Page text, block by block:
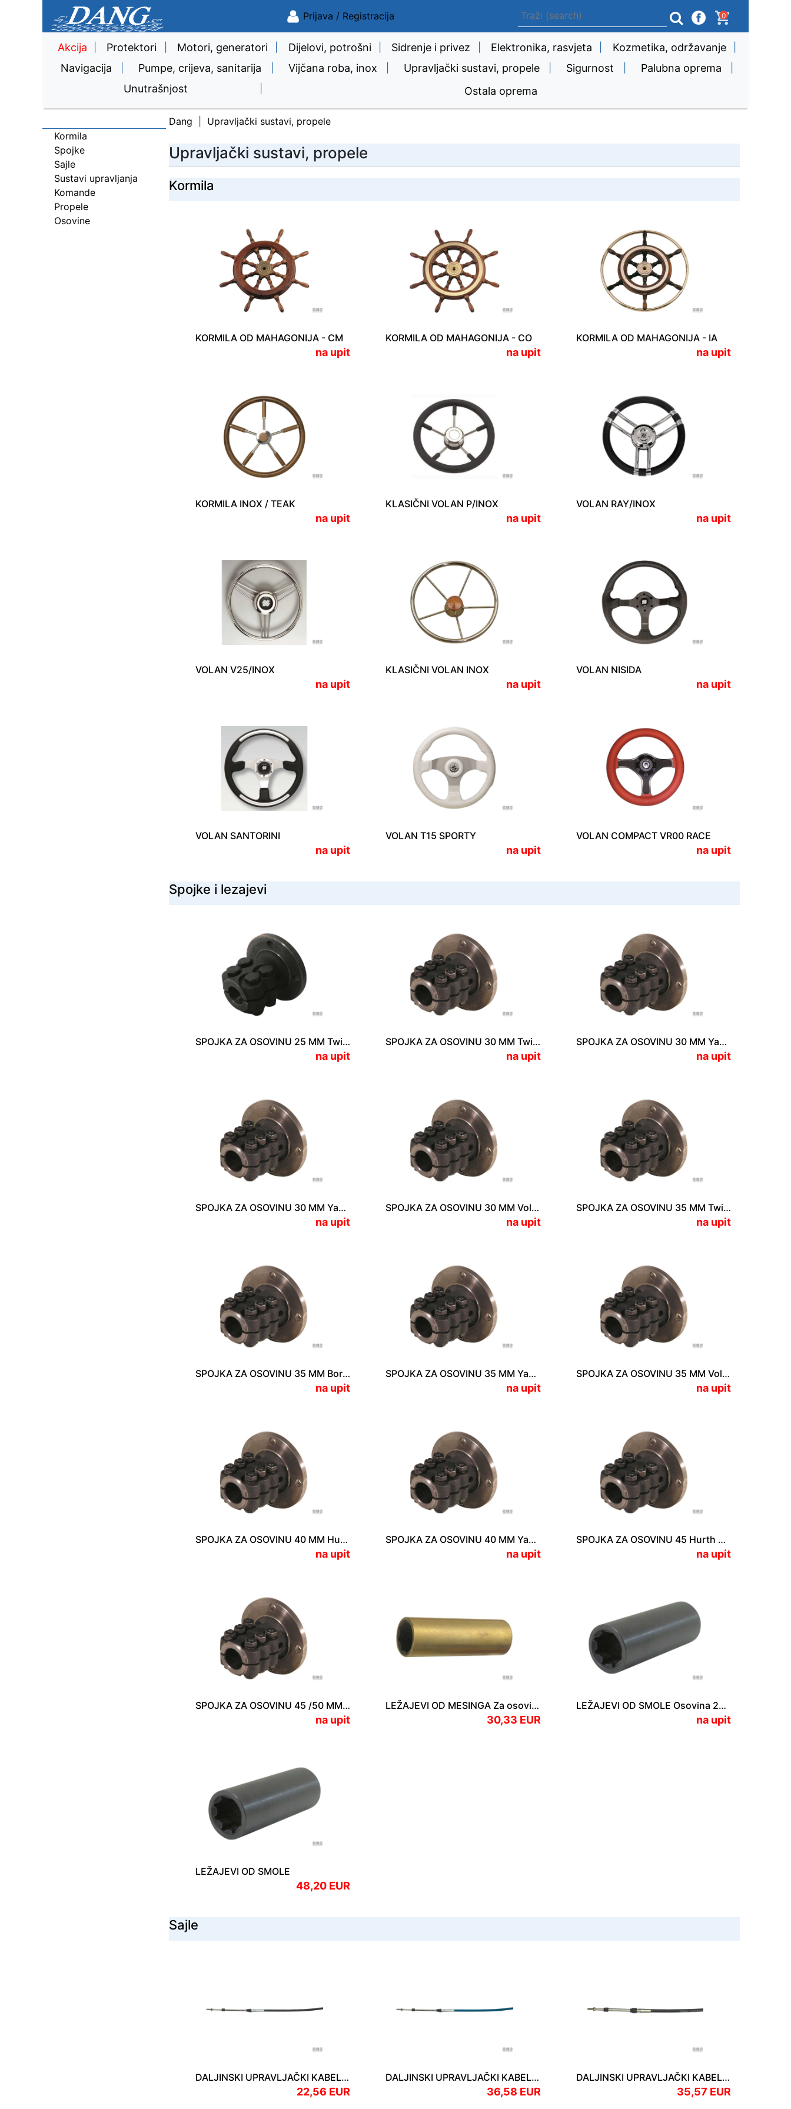
Prijava / Registracija 0
Akcija Protektori Motori, generatori Dijelovi, potrošni Sidrenje i privez Elektronika, rasvjeta Kozmetika, održavanje
Navigacija Pumpe, crijeva, sanitarija Vijčana roba, inox Upravljački sustavi, propele Sigurnost Palubna oprema
Unutrašnjost Ostala oprema
Kormila
Spojke
Sajle
Sustavi upravljanja
Komande
Propele
Osovine
Dang Upravljački sustavi, propele
Upravljački sustavi, propele
Kormila
KORMILA OD MAHAGONIJA - CM
na upit
KORMILA OD MAHAGONIJA - CO
na upit
KORMILA OD MAHAGONIJA - IA
na upit
KORMILA INOX / TEAK
na upit
KLASIČNI VOLAN P/INOX
na upit
VOLAN RAY/INOX
na upit
VOLAN V25/INOX
na upit
KLASIČNI VOLAN INOX
na upit
VOLAN NISIDA
na upit
VOLAN SANTORINI
na upit
VOLAN T15 SPORTY
na upit
VOLAN COMPACT VR00 RACE
na upit
Spojke i lezajevi
SPOJKA ZA OSOVINU 25 MM Twin Disc/Technodrive TMC 40/60
na upit
SPOJKA ZA OSOVINU 30 MM Twin Disc/Technodrive TMC 40/60
na upit
SPOJKA ZA OSOVINU 30 MM Yanmar KM 2-P/KM 3-P/KBW-10E/KM 3A
na upit
SPOJKA ZA OSOVINU 30 MM Yanmar KBW-20/KBW-21/KM-4A
na upit
SPOJKA ZA OSOVINU 30 MM Volvo MS-2A/L
na upit
SPOJKA ZA OSOVINU 35 MM Twin Disc/Technodrive TMC 60
na upit
SPOJKA ZA OSOVINU 35 MM Borg Warner 71C/72C
na upit
SPOJKA ZA OSOVINU 35 MM Yanmar KBW-20/KBW-21/KM-4A
na upit
SPOJKA ZA OSOVINU 35 MM Volvo MS-2A/L
na upit
SPOJKA ZA OSOVINU 40 MM Hurth HBW 360/HSW 450/ HSW 630
na upit
SPOJKA ZA OSOVINU 40 MM Yanmar K45 A
na upit
SPOJKA ZA OSOVINU 45 Hurth HBW 360/HSW 450/ HSW 630
na upit
SPOJKA ZA OSOVINU 45 /50 MM Twin Disc/Technodrive TM 265
na upit
LEŽAJEVI OD MESINGA Za osovinu 20 1" 1/4 31.75mm
30,33 EUR
LEŽAJEVI OD SMOLE Osovina 25 Vanjski 1" 1/2 38.10mm D100mm
na upit
LEŽAJEVI OD SMOLE
48,20 EUR
Sajle
DALJINSKI UPRAVLJAČKI KABELI C2 5 Stopa 1.53 m
22,56 EUR
DALJINSKI UPRAVLJAČKI KABEL MACHZERO 8 Stopa 2.44 m
36,58 EUR
DALJINSKI UPRAVLJAČKI KABELI C8 8Stopa 2.44m
35,57 EUR